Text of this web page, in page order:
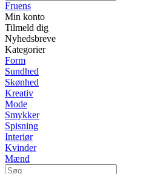
Fruens
Min konto
Tilmeld dig
Nyhedsbreve
Kategorier
Form
Sundhed
Skønhed
Kreativ
Mode
Smykker
Spisning
Interiør
Kvinder
Mænd